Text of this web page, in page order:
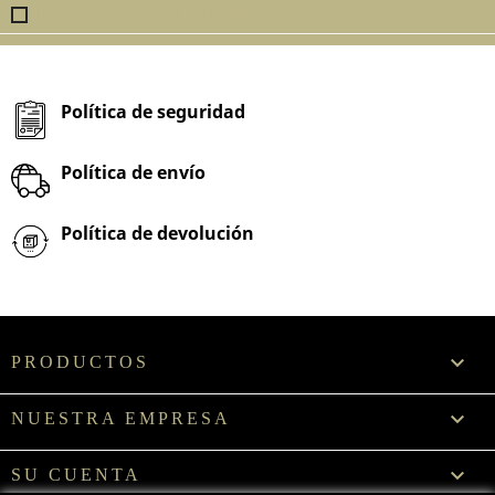
Política de seguridad
Política de envío
Política de devolución
PRODUCTOS 
NUESTRA EMPRESA 
SU CUENTA 